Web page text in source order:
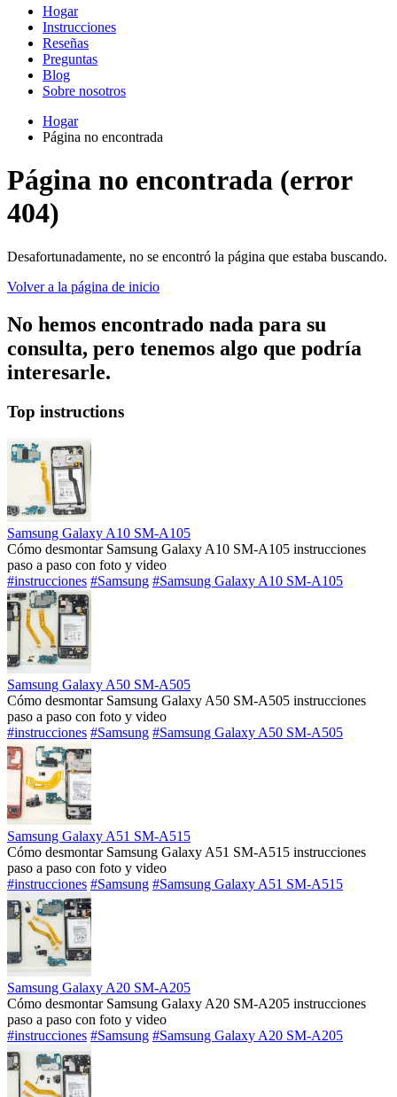
Hogar
Instrucciones
Reseñas
Preguntas
Blog
Sobre nosotros
Hogar
Página no encontrada
Página no encontrada (error
404)
Desafortunadamente, no se encontró la página que estaba buscando.
Volver a la página de inicio
No hemos encontrado nada para su
consulta, pero tenemos algo que podría
interesarle.
Top instructions
Samsung Galaxy A10 SM-A105
Cómo desmontar Samsung Galaxy A10 SM-A105 instrucciones
paso a paso con foto y video
#instrucciones #Samsung #Samsung Galaxy A10 SM-A105
Samsung Galaxy A50 SM-A505
Cómo desmontar Samsung Galaxy A50 SM-A505 instrucciones
paso a paso con foto y video
#instrucciones #Samsung #Samsung Galaxy A50 SM-A505
Samsung Galaxy A51 SM-A515
Cómo desmontar Samsung Galaxy A51 SM-A515 instrucciones
paso a paso con foto y video
#instrucciones #Samsung #Samsung Galaxy A51 SM-A515
Samsung Galaxy A20 SM-A205
Cómo desmontar Samsung Galaxy A20 SM-A205 instrucciones
paso a paso con foto y video
#instrucciones #Samsung #Samsung Galaxy A20 SM-A205